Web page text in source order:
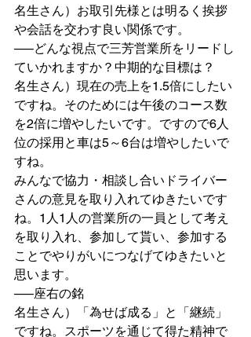
名生さん）お取引先様とは明るく挨拶
や会話を交わす良い関係です。
—–どんな視点で三芳営業所をリードし
ていかれますか？中期的な目標は？
名生さん）現在の売上を1.5倍にしたい
ですね。そのためには午後のコース数
を2倍に増やしたいです。ですので6人
位の採用と車は5～6台は増やしたいで
すね。
みんなで協力・相談し合いドライバー
さんの意見を取り入れてゆきたいです
ね。1人1人の営業所の一員として考え
を取り入れ、参加して貰い、参加する
ことでやりがいにつなげてゆきたいと
思います。
—–座右の銘
名生さん）「為せば成る」と「継続」
ですね。スポーツを通じて得た精神で